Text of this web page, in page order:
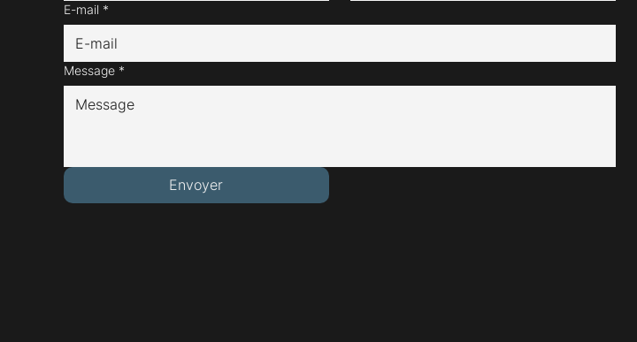
E-mail *
Message *
Envoyer